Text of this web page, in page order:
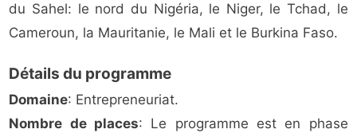
du Sahel: le nord du Nigéria, le Niger, le Tchad, le
Cameroun, la Mauritanie, le Mali et le Burkina Faso.
Détails du programme
Domaine: Entrepreneuriat.
Nombre de places: Le programme est en phase